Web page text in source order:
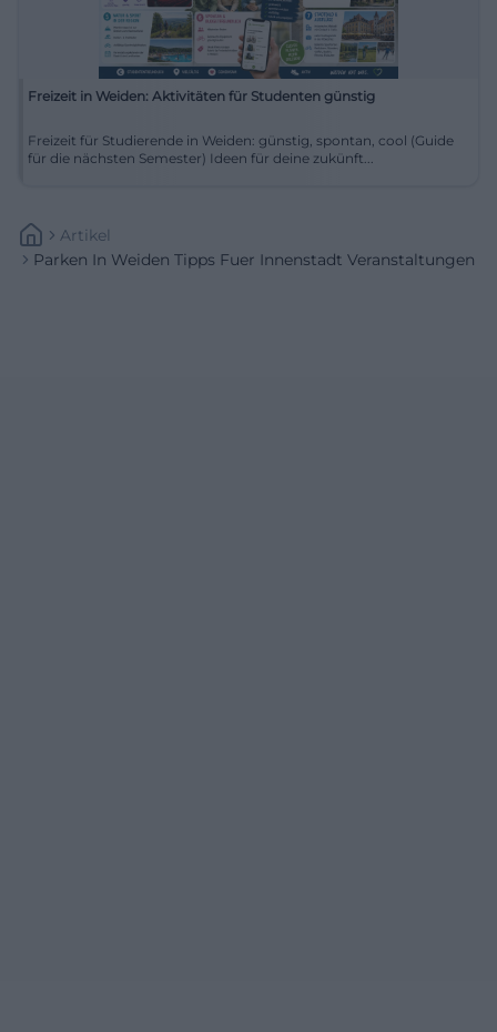
Freizeit in Weiden: Aktivitäten für Studenten günstig
Freizeit für Studierende in Weiden: günstig, spontan, cool (Guide
für die nächsten Semester) Ideen für deine zukünft...
Artikel
Parken In Weiden Tipps Fuer Innenstadt Veranstaltungen